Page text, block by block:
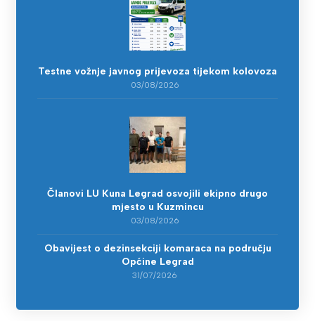
Testne vožnje javnog prijevoza tijekom kolovoza
03/08/2026
Članovi LU Kuna Legrad osvojili ekipno drugo
mjesto u Kuzmincu
03/08/2026
Obavijest o dezinsekciji komaraca na području
Općine Legrad
31/07/2026